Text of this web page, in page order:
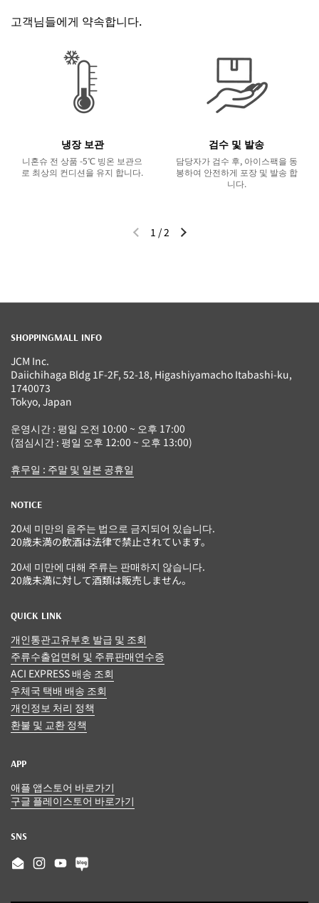
고객님들에게 약속합니다.
냉장 보관
니혼슈 전 상품 -5℃ 빙온 보관으
로 최상의 컨디션을 유지 합니다.
검수 및 발송
담당자가 검수 후, 아이스팩을 동
봉하여 안전하게 포장 및 발송 합
니다.
이전 슬라이드다음 슬라이드
1 /2
SHOPPINGMALL INFO
JCM Inc.
Daiichihaga Bldg 1F-2F, 52-18, Higashiyamacho Itabashi-ku,
1740073
Tokyo, Japan
운영시간 : 평일 오전 10:00 ~ 오후 17:00
(점심시간 : 평일 오후 12:00 ~ 오후 13:00)
휴무일 : 주말 및 일본 공휴일
NOTICE
20세 미만의 음주는 법으로 금지되어 있습니다.
20歳未満の飲酒は法律で禁止されています。
20세 미만에 대해 주류는 판매하지 않습니다.
20歳未満に対して酒類は販売しません。
QUICK LINK
개인통관고유부호 발급 및 조회
주류수출업면허 및 주류판매연수증
ACI EXPRESS 배송 조회
우체국 택배 배송 조회
개인정보 처리 정책
환불 및 교환 정책
APP
애플 앱스토어 바로가기
구글 플레이스토어 바로가기
SNS
EmailInstagram
YouTube